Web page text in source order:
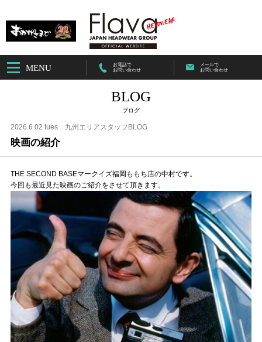
MENU
お電話で
お問い合わせ
メールで
お問い合わせ
BLOG
ブログ
2026.6.02 tues 九州エリアスタッフBLOG
映画の紹介
THE SECOND BASEマークイズ福岡ももち店の中村です。
今回も最近見た映画のご紹介をさせて頂きます。